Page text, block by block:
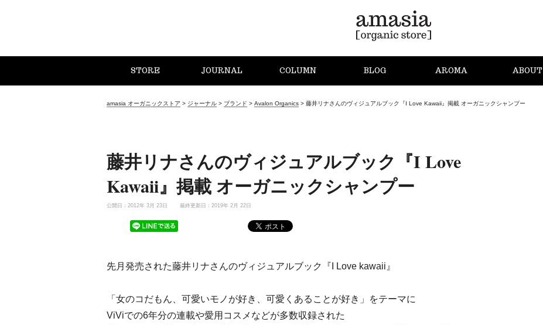
STORE JOURNAL COLUMN BLOG AROMA ABOUT
amasia オーガニックストア > ジャーナル > ブランド > Avalon Organics > 藤井リナさんのヴィジュアルブック『I Love Kawaii』掲載 オーガニックシャンプー
藤井リナさんのヴィジュアルブック『I Love
Kawaii』掲載 オーガニックシャンプー
公開日：2012年 3月 23日 最終更新日：2019年 2月 22日
先月発売された藤井リナさんのヴィジュアルブック『I Love kawaii』
「女のコだもん、可愛いモノが好き、可愛くあることが好き」をテーマに
ViViでの6年分の連載や愛用コスメなどが多数収録された